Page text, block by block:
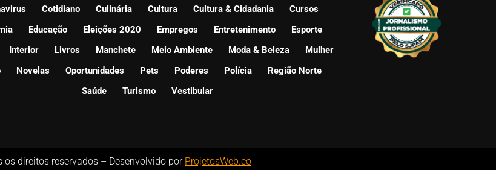
Cotidiano Culinária Cultura Cultura & Cidadania
Cursos
Educação Eleições 2020 Empregos Entretenimento
Esporte
Interior Livros Manchete Meio Ambiente Moda & Beleza
Mulher
Novelas Oportunidades Pets Poderes Polícia
Região Norte
Saúde
Turismo Vestibular
os direitos reservados – Desenvolvido por ProjetosWeb.co